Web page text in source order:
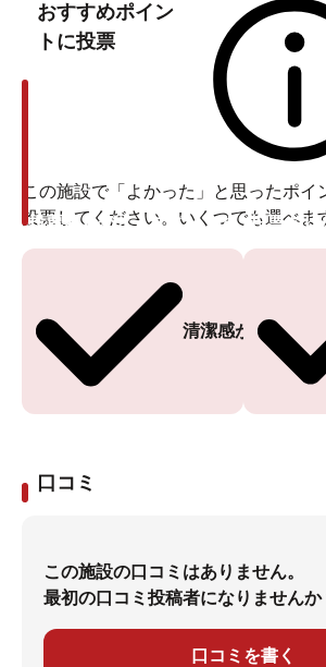
おすすめポイン
トに投票
この施設で「よかった」と思ったポイ
投票してください。いくつでも選べま
清潔感がある
投票ありがとうございます 投票あり
口コミ
この施設の口コミはありません。
最初の口コミ投稿者になりませんか
口コミを書く